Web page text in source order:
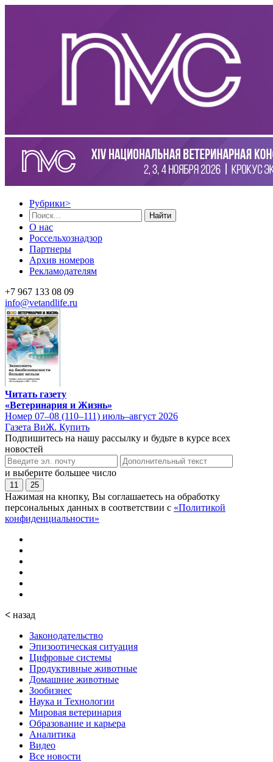
Рубрики>
Найти
О нас
Россельхознадзор
Партнеры
Архив номеров
Рекламодателям
+7 967 133 08 09
info@vetandlife.ru
Читать газету
«Ветеринария и Жизнь»
Номер 07–08 (110–111) июль–август 2026
Газета ВиЖ. Купить
Подпишитесь на нашу рассылку и будьте в курсе всех
новостей
и выберите большее число
11 25
Нажимая на кнопку, Вы соглашаетесь на обработку
персональных данных в соответствии с «Политикой
конфиденциальности»
< назад
Законодательство
Эпизоотическая ситуация
Цифровые системы
Продуктивные животные
Домашние животные
Зообизнес
Наука и Технологии
Мировая ветеринария
Образование и карьера
Аналитика
Видео
Все новости